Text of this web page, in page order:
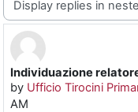
Individuazione
by Ufficio Tirocini
AM
Number of replies: 0